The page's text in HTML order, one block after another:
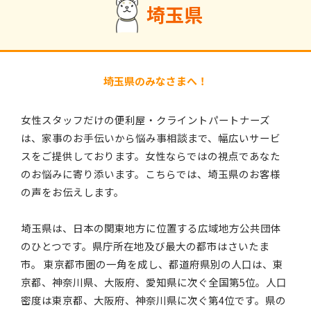
埼玉県
埼玉県のみなさまへ！
女性スタッフだけの便利屋・クライントパートナーズ
は、家事のお手伝いから悩み事相談まで、幅広いサービ
スをご提供しております。女性ならではの視点であなた
のお悩みに寄り添います。こちらでは、埼玉県のお客様
の声をお伝えします。
埼玉県は、日本の関東地方に位置する広域地方公共団体
のひとつです。県庁所在地及び最大の都市はさいたま
市。 東京都市圏の一角を成し、都道府県別の人口は、東
京都、神奈川県、大阪府、愛知県に次ぐ全国第5位。人口
密度は東京都、大阪府、神奈川県に次ぐ第4位です。県の